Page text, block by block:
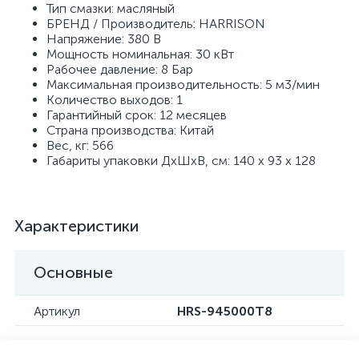
Тип смазки: масляный
БРЕНД / Производитель: HARRISON
Напряжение: 380 В
Мощность номинальная: 30 кВт
Рабочее давление: 8 Бар
Максимальная производительность: 5 м3/мин
Количество выходов: 1
Гарантийный срок: 12 месяцев
Страна производства: Китай
Вес, кг: 566
Габариты упаковки ДхШхВ, см: 140 х 93 х 128
Характеристики
Основные
Артикул HRS-945000T8